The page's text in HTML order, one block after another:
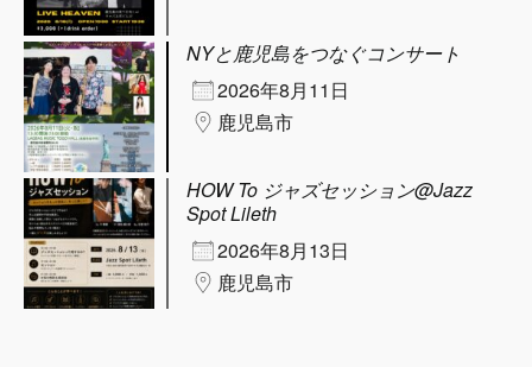
NYと鹿児島をつなぐコンサート
2026年8月11日
鹿児島市
HOW To ジャズセッション@Jazz
Spot Lileth
2026年8月13日
鹿児島市